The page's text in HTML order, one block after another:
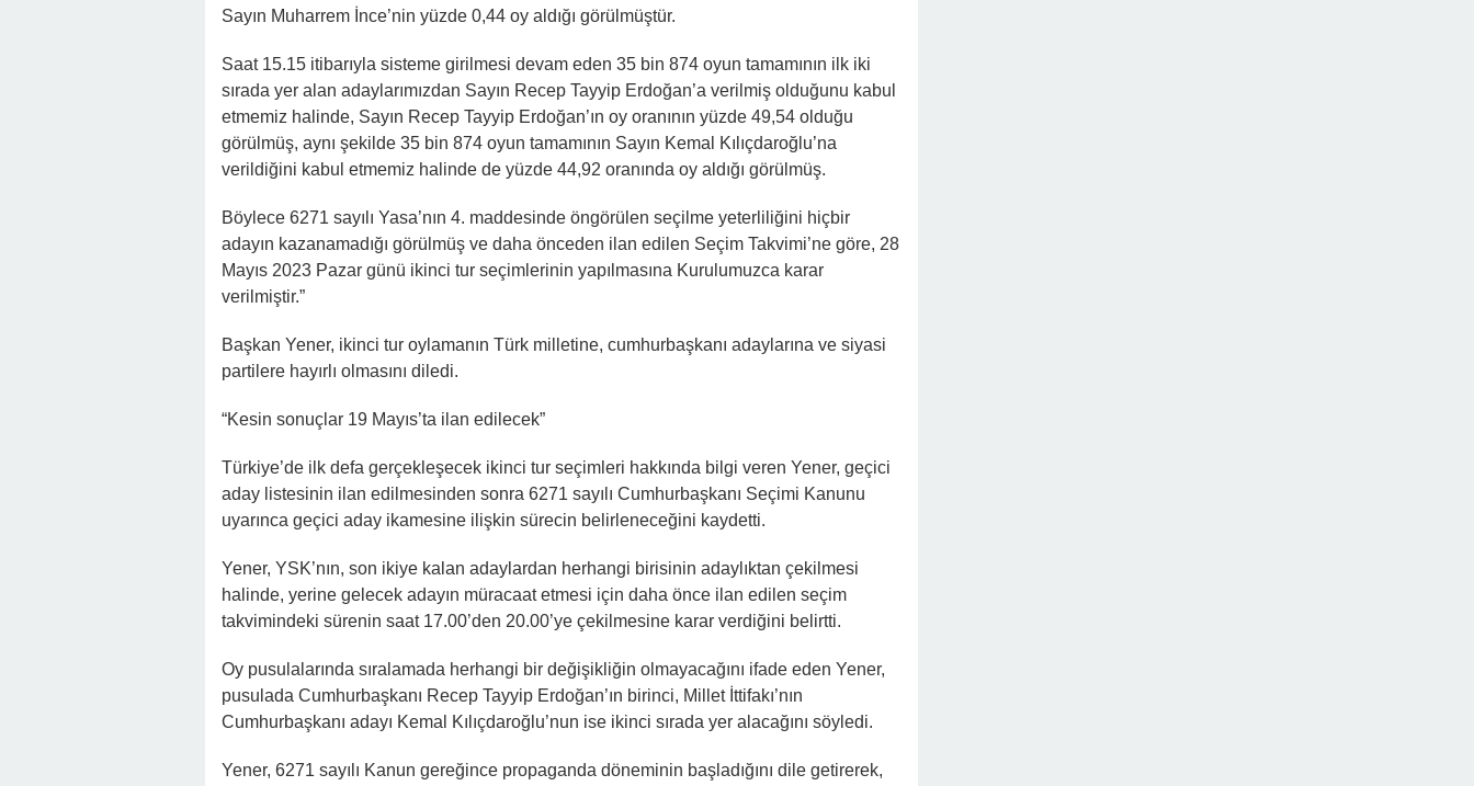
Sayın Muharrem İnce’nin yüzde 0,44 oy aldığı görülmüştür.
Saat 15.15 itibarıyla sisteme girilmesi devam eden 35 bin 874 oyun tamamının ilk iki
sırada yer alan adaylarımızdan Sayın Recep Tayyip Erdoğan’a verilmiş olduğunu kabul
etmemiz halinde, Sayın Recep Tayyip Erdoğan’ın oy oranının yüzde 49,54 olduğu
görülmüş, aynı şekilde 35 bin 874 oyun tamamının Sayın Kemal Kılıçdaroğlu’na
verildiğini kabul etmemiz halinde de yüzde 44,92 oranında oy aldığı görülmüş.
Böylece 6271 sayılı Yasa’nın 4. maddesinde öngörülen seçilme yeterliliğini hiçbir
adayın kazanamadığı görülmüş ve daha önceden ilan edilen Seçim Takvimi’ne göre, 28
Mayıs 2023 Pazar günü ikinci tur seçimlerinin yapılmasına Kurulumuzca karar
verilmiştir.”
Başkan Yener, ikinci tur oylamanın Türk milletine, cumhurbaşkanı adaylarına ve siyasi
partilere hayırlı olmasını diledi.
“Kesin sonuçlar 19 Mayıs’ta ilan edilecek”
Türkiye’de ilk defa gerçekleşecek ikinci tur seçimleri hakkında bilgi veren Yener, geçici
aday listesinin ilan edilmesinden sonra 6271 sayılı Cumhurbaşkanı Seçimi Kanunu
uyarınca geçici aday ikamesine ilişkin sürecin belirleneceğini kaydetti.
Yener, YSK’nın, son ikiye kalan adaylardan herhangi birisinin adaylıktan çekilmesi
halinde, yerine gelecek adayın müracaat etmesi için daha önce ilan edilen seçim
takvimindeki sürenin saat 17.00’den 20.00’ye çekilmesine karar verdiğini belirtti.
Oy pusulalarında sıralamada herhangi bir değişikliğin olmayacağını ifade eden Yener,
pusulada Cumhurbaşkanı Recep Tayyip Erdoğan’ın birinci, Millet İttifakı’nın
Cumhurbaşkanı adayı Kemal Kılıçdaroğlu’nun ise ikinci sırada yer alacağını söyledi.
Yener, 6271 sayılı Kanun gereğince propaganda döneminin başladığını dile getirerek,